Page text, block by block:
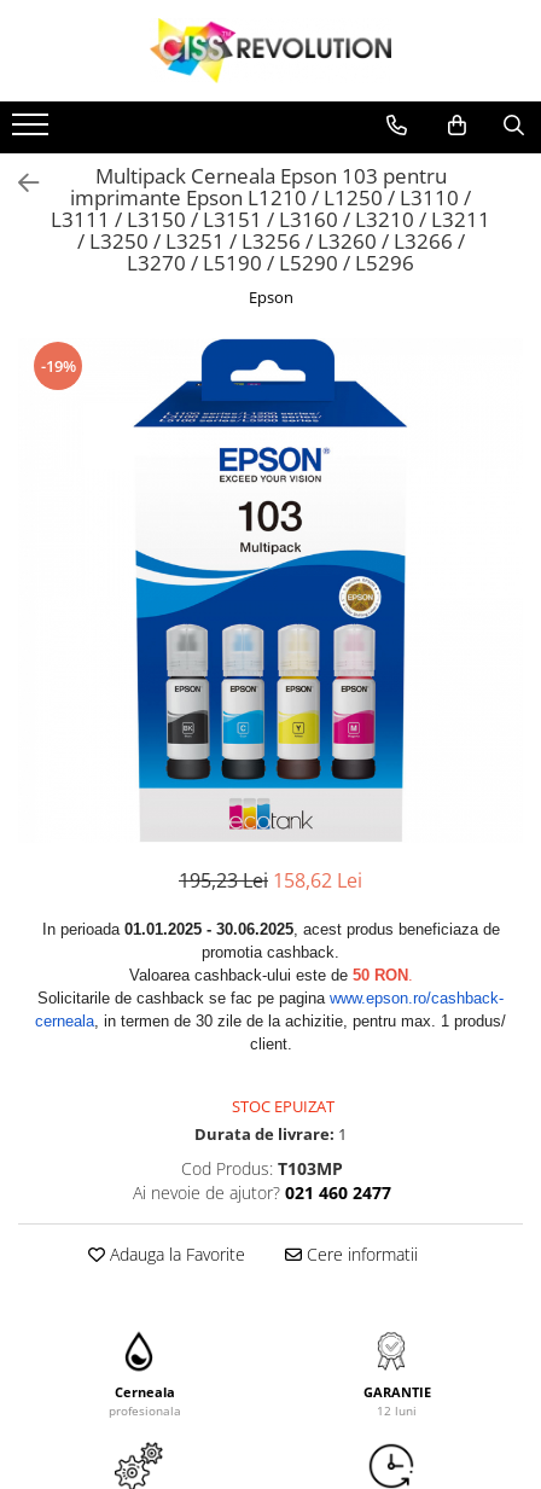
Jet Cerneala
DYE
EPSON
CANON
BROTHER
EPSON
HP
MEDII DE PRINTARE
HARTIE SUBLIMARE
HARTIE FOTO
FLATBED
ECHIPAMENTE
CONSUMABILE
Casete reziduale
Cartuse originale
Chipuri
Jet Cerneala
DYE
HP
PIGMENT
SUBLIMARE
MEDII DE PRINTARE
HARTIE SUBLIMARE
HARTIE FOTO
FLATBED
ECHIPAMENTE
CONSUMABILE
Multipack Cerneala Epson 103 pentru
imprimante Epson L1210 / L1250 / L3110 /
L3111 / L3150 / L3151 / L3160 / L3210 / L3211
/ L3250 / L3251 / L3256 / L3260 / L3266 /
L3270 / L5190 / L5290 / L5296
Epson
-19%
195,23 Lei 158,62 Lei
In perioada 01.01.2025 - 30.06.2025, acest produs beneficiaza de
promotia cashback.
Valoarea cashback-ului este de 50 RON.
Solicitarile de cashback se fac pe pagina www.epson.ro/cashback-
cerneala , in termen de 30 zile de la achizitie, pentru max. 1 produs/
client.
STOC EPUIZAT
Durata de livrare: 1
Cod Produs: T103MP
Ai nevoie de ajutor? 021 460 2477
Adauga la Favorite Cere informatii
Cerneala
profesionala
GARANTIE
12 luni